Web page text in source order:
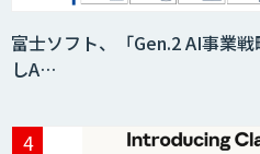
富士ソフト、「Gen.2 AI事業
しA…